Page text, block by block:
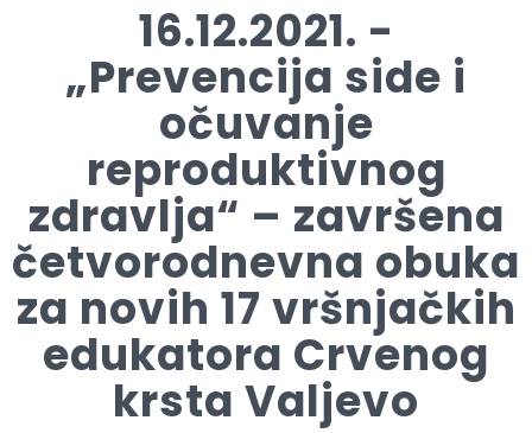
16.12.2021. -
„Prevencija side i
očuvanje
reproduktivnog
zdravlja“ – završena
četvorodnevna obuka
za novih 17 vršnjačkih
edukatora Crvenog
krsta Valjevo